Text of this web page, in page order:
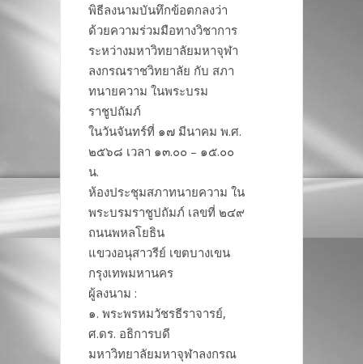
พิธีลงนามบันทึกข้อตกลงว่า
ด้วยความร่วมมือทางวิชาการ
ระหว่างมหาวิทยาลัยมหาจุฬา
ลงกรณราชวิทยาลัย กับ สภา
ทนายความ ในพระบรม
ราชูปถัมภ์
ในวันจันทร์ที่ ๑๗ มีนาคม พ.ศ.
๒๕๖๘ เวลา ๑๓.๐๐ – ๑๕.๐๐
น.
ห้องประชุมสภาทนายความ ใน
พระบรมราชูปถัมภ์ เลขที่ ๒๔๙
ถนนพหลโยธิน
แขวงอนุสาวรีย์ เขตบางเขน
กรุงเทพมหานคร
ผู้ลงนาม :
๑. พระพรหมวัชรธีราจารย์,
ศ.ดร. อธิการบดี
มหาวิทยาลัยมหาจุฬาลงกรณ